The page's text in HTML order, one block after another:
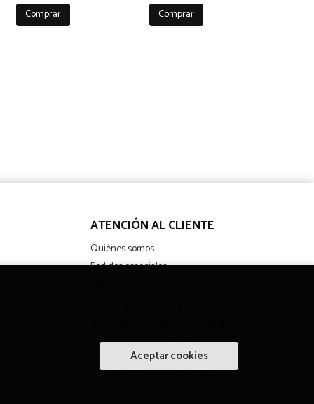
Comprar Comprar
ATENCIÓN AL CLIENTE
Quiénes somos
Pedidos especiales
Aceptar cookies